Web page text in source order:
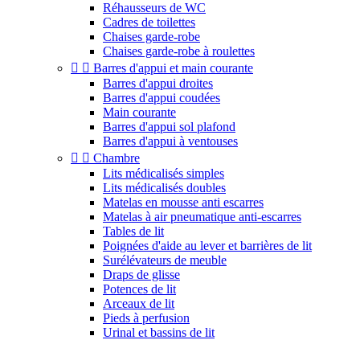
Réhausseurs de WC
Cadres de toilettes
Chaises garde-robe
Chaises garde-robe à roulettes
  Barres d'appui et main courante
Barres d'appui droites
Barres d'appui coudées
Main courante
Barres d'appui sol plafond
Barres d'appui à ventouses
  Chambre
Lits médicalisés simples
Lits médicalisés doubles
Matelas en mousse anti escarres
Matelas à air pneumatique anti-escarres
Tables de lit
Poignées d'aide au lever et barrières de lit
Surélévateurs de meuble
Draps de glisse
Potences de lit
Arceaux de lit
Pieds à perfusion
Urinal et bassins de lit